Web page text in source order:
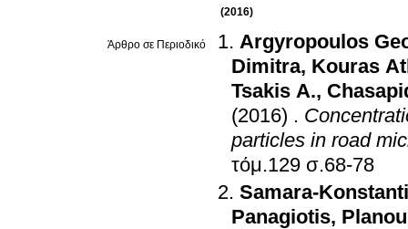
(2016)
Άρθρο σε Περιοδικό
Argyropoulos
Dimitra, Kouras
Tsakis A.,
(2016) .
particles in road
τόμ.129 σ.68-78
Samara-
Panagiotis,